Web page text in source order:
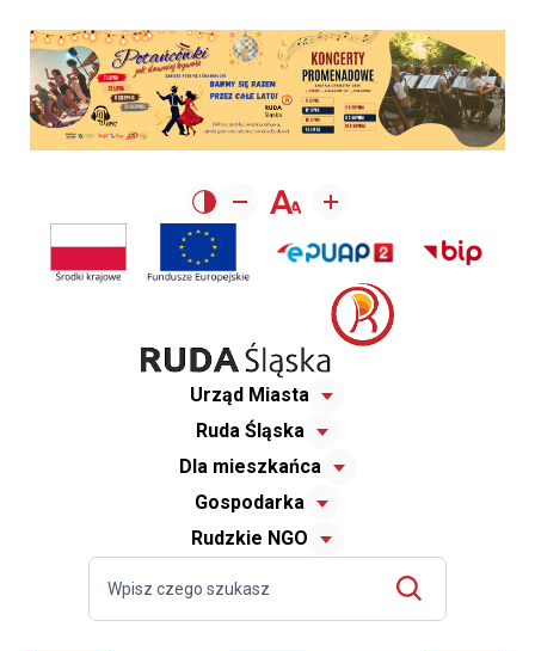
Urząd Miasta
Ruda Śląska
Dla mieszkańca
Gospodarka
Rudzkie NGO